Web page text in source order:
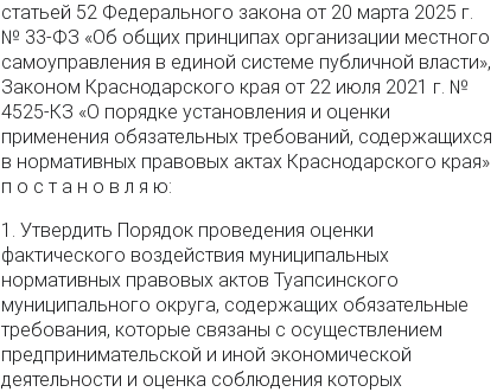
статьей 52 Федерального закона от 20 марта 2025 г.
№ 33-ФЗ «Об общих принципах организации местного
самоуправления в единой системе публичной власти»,
Законом Краснодарского края от 22 июля 2021 г. №
4525-КЗ «О порядке установления и оценки
применения обязательных требований, содержащихся
в нормативных правовых актах Краснодарского края»
п о с т а н о в л я ю:
1. Утвердить Порядок проведения оценки
фактического воздействия муниципальных
нормативных правовых актов Туапсинского
муниципального округа, содержащих обязательные
требования, которые связаны с осуществлением
предпринимательской и иной экономической
деятельности и оценка соблюдения которых